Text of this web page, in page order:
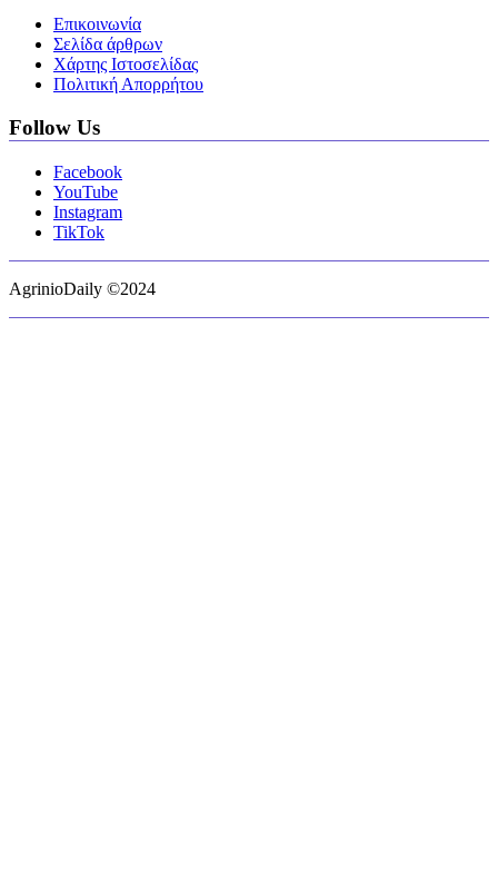
Επικοινωνία
Σελίδα άρθρων
Χάρτης Ιστοσελίδας
Πολιτική Απορρήτου
Follow Us
Facebook
YouTube
Instagram
TikTok
AgrinioDaily ©2024